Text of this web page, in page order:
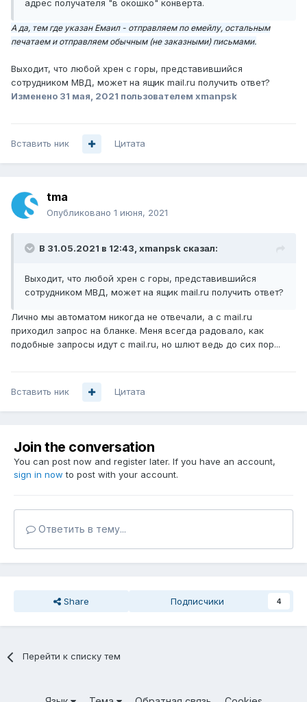
адрес получателя "в окошко" конверта.
А да, тем где указан Емаил - отправляем по емейлу, остальным
печатаем и отправляем обычным (не заказными) письмами.
Выходит, что любой хрен с горы, представившийся
сотрудником МВД, может на ящик mail.ru получить ответ?
Изменено 31 мая, 2021 пользователем xmanpsk
Вставить ник Цитата
tma
Опубликовано 1 июня, 2021
В 31.05.2021 в 12:43, xmanpsk сказал:
Выходит, что любой хрен с горы, представившийся
сотрудником МВД, может на ящик mail.ru получить ответ?
Лично мы автоматом никогда не отвечали, а с mail.ru
приходил запрос на бланке. Меня всегда радовало, как
подобные запросы идут с mail.ru, но шлют ведь до сих пор...
Вставить ник Цитата
Join the conversation
You can post now and register later. If you have an account,
sign in now to post with your account.
Ответить в тему...
Share Подписчики 4
Перейти к списку тем